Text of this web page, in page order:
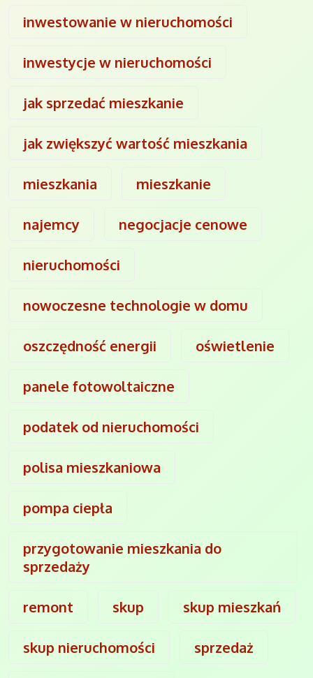
inwestowanie w nieruchomości
inwestycje w nieruchomości
jak sprzedać mieszkanie
jak zwiększyć wartość mieszkania
mieszkania mieszkanie
najemcy negocjacje cenowe
nieruchomości
nowoczesne technologie w domu
oszczędność energii oświetlenie
panele fotowoltaiczne
podatek od nieruchomości
polisa mieszkaniowa
pompa ciepła
przygotowanie mieszkania do
sprzedaży
remont skup skup mieszkań
skup nieruchomości sprzedaż